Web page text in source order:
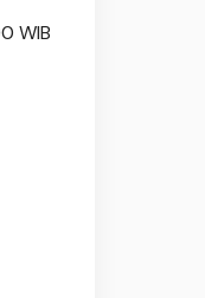
WIB